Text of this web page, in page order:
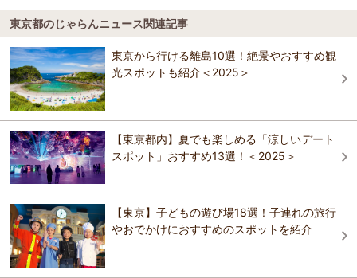
新宿・中野・杉並・吉祥寺
渋谷・目黒・世田谷
蒲田・大森・羽田周辺
八王子・立川・町田・府中・調布
伊豆七島・小笠原
京王プラザホテル
東京ドームホテル
ホテルベルクラシック東京
ヴィラフォンテーヌ グランド 東京有明｜住友不動
産
京急ＥＸイン東銀座
ホテルトラスティ東京ベイサイド
京王プラザホテル
東京ドームホテル
ホテルベルクラシック東京
ヴィラフォンテーヌ グランド 東京有明｜住友不動
産
京急ＥＸイン東銀座
京急ＥＸイン羽田[天空橋駅前Ａ２出口徒歩３分]
ホテルトラスティ東京ベイサイド
京王プラザホテル
東京ドームホテル
ホテルベルクラシック東京
ヴィラフォンテーヌ グランド 東京有明｜住友不動
産
4.1
毎年梅雨の時期になると、南沢林道の南沢あじさい山にはおよそ500ｍ
10000株のあじさいが咲き乱れます。 植物 アジサイ ６月下旬?７月上
旬
第49回奥多摩納涼花火大会
“山のふるさと花火大会”をテーマに、「奥多摩納涼花火大会」が開催さ
れます。有志の実行委員会により、昭和53年（1978年）から継続開催
されており、2026年で49回を迎えます。スターマインなど、4号玉を
含む約1000発の花火が、愛宕山山頂より打ち上げられます。奥多摩の
山々に花火の音が反響し、迫力満点の花火を楽しめます。奥多摩駅前
から眺めることができますが、有料観覧席からの観覧もおすすめで
す。当日と翌日は、奥氷川神社と羽黒三田神社の例大祭が開催され、
奥氷川神社からは獅子舞や神輿、羽黒三田神社からはお囃子が繰り出
すほか、露店も並びます。 ※打ち上げ数：1000発、昨年度1000発
観客数：1万3000人、昨年度1万3000人
東京都のじゃらんニュース関連記事
東京から行ける離島10選！絶景やおすすめ観
光スポットも紹介＜2025＞
【東京都内】夏でも楽しめる「涼しいデート
スポット」おすすめ13選！＜2025＞
【東京】子どもの遊び場18選！子連れの旅行
やおでかけにおすすめのスポットを紹介